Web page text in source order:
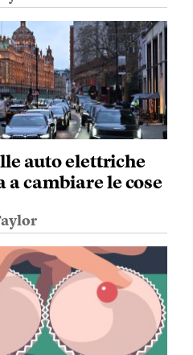
auto elettriche
a cambiare le cose